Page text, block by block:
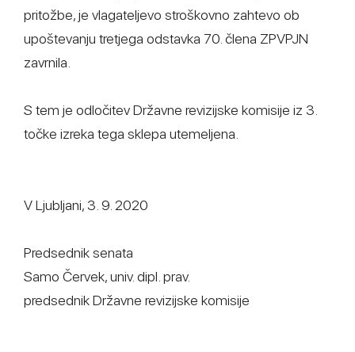
pritožbe, je vlagateljevo stroškovno zahtevo ob
upoštevanju tretjega odstavka 70. člena ZPVPJN
zavrnila.
S tem je odločitev Državne revizijske komisije iz 3.
točke izreka tega sklepa utemeljena.
V Ljubljani, 3. 9. 2020
Predsednik senata
Samo Červek, univ. dipl. prav.
predsednik Državne revizijske komisije